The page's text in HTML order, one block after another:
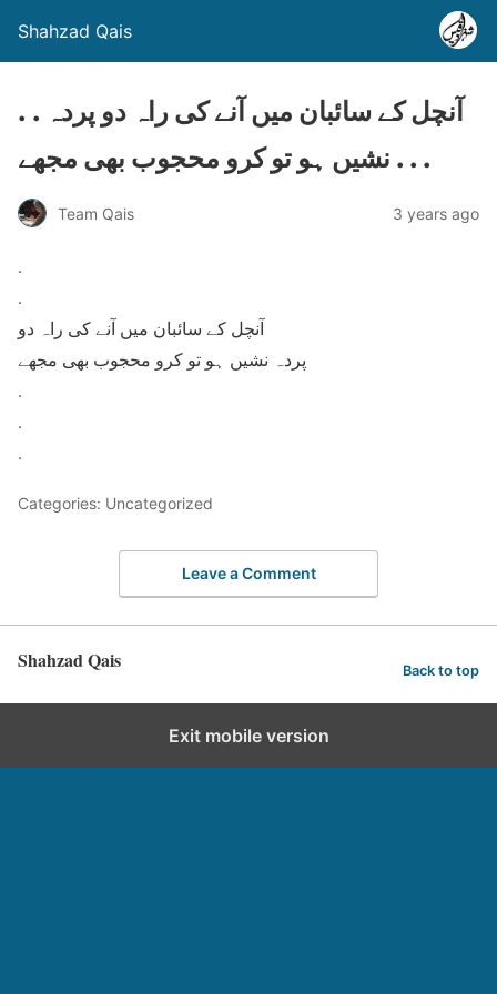
Shahzad Qais
. . آنچل کے سائبان میں آنے کی راہ دو پردہ
نشیں ہو تو کرو محجوب بھی مجھے . . .
Team Qais 3 years ago
.
.
آنچل کے سائبان میں آنے کی راہ دو
پردہ نشیں ہو تو کرو محجوب بھی مجھے
.
.
.
Categories: Uncategorized
Leave a Comment
Shahzad Qais Back to top
Exit mobile version